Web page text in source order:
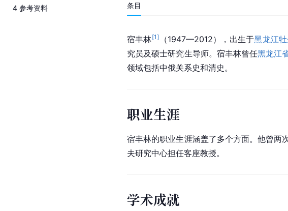
4 参考资料 条目
宿丰林[1] （1947—2012），出生于黑龙江
究员及硕士研究生导师。宿丰林曾任黑龙江
领域包括中俄关系史和清史。
职业生涯
宿丰林的职业生涯涵盖了多个方面。他曾两
夫研究中心担任客座教授。
学术成就